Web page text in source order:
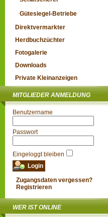
Gütesiegel-Betriebe
Direktvermarkter
Herdbuchzüchter
Fotogalerie
Downloads
Private Kleinanzeigen
MITGLIEDER ANMELDUNG
Benutzername
Passwort
Eingeloggt bleiben
Zugangsdaten vergessen?
Registrieren
WER IST ONLINE